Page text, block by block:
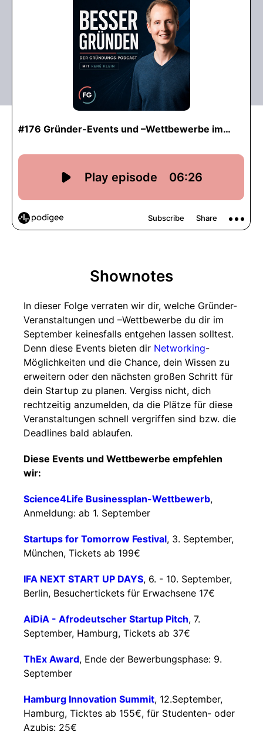
Shownotes
In dieser Folge verraten wir dir, welche Gründer-
Veranstaltungen und –Wettbewerbe du dir im
September keinesfalls entgehen lassen solltest.
Denn diese Events bieten dir Networking-
Möglichkeiten und die Chance, dein Wissen zu
erweitern oder den nächsten großen Schritt für
dein Startup zu planen. Vergiss nicht, dich
rechtzeitig anzumelden, da die Plätze für diese
Veranstaltungen schnell vergriffen sind bzw. die
Deadlines bald ablaufen.
Diese Events und Wettbewerbe empfehlen
wir:
Science4Life Businessplan-Wettbewerb,
Anmeldung: ab 1. September
Startups for Tomorrow Festival, 3. September,
München, Tickets ab 199€
IFA NEXT START UP DAYS, 6. - 10. September,
Berlin, Besuchertickets für Erwachsene 17€
AiDiA - Afrodeutscher Startup Pitch, 7.
September, Hamburg, Tickets ab 37€
ThEx Award, Ende der Bewerbungsphase: 9.
September
Hamburg Innovation Summit, 12.September,
Hamburg, Ticktes ab 155€, für Studenten- oder
Azubis: 25€